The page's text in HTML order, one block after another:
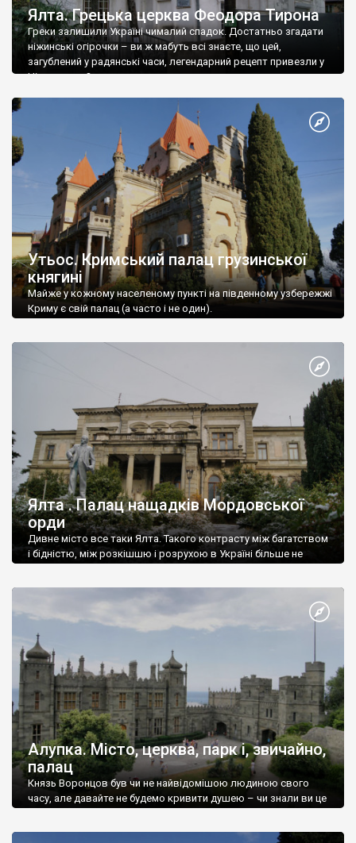
Ялта. Грецька церква Феодора Тирона
Греки залишили Україні чималий спадок. Достатньо згадати
ніжинські огірочки – ви ж мабуть всі знаєте, що цей,
загублений у радянські часи, легендарний рецепт привезли у
Ніжин греки?
Утьос. Кримський палац грузинської
княгині
Майже у кожному населеному пункті на південному узбережжі
Криму є свій палац (а часто і не один).
Ялта . Палац нащадків Мордовської
орди
Дивне місто все таки Ялта. Такого контрасту між багатством
і бідністю, між розкішшю і розрухою в Україні більше не
Алупка. Місто, церква, парк і, звичайно,
палац
Князь Воронцов був чи не найвідомішою людиною свого
часу, але давайте не будемо кривити душею – чи знали ви це